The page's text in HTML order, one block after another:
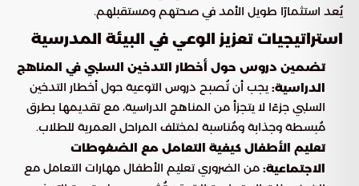
يُعد استثمارًا طويل الأمد في صحتهم ومستقبلهم.
استراتيجيات تعزيز الوعي في البيئة المدرسية
تضمين دروس حول أخطار التدخين السلبي في المناهج
الدراسية: يجب أن تُصبح دروس التوعية حول أخطار التدخين
السلبي جزءًا لا يتجزأ من المناهج الدراسية، مع تقديمها بطرق
مُبسطة وجذابة ومُناسبة لمختلف المراحل العمرية للطلاب.
تعليم الأطفال كيفية التعامل مع الضغوطات
الاجتماعية: من الضروري تعليم الأطفال مهارات التعامل مع